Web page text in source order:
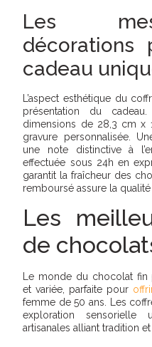
Les
décorations
cadeau
L’aspect esthétique du
présentation du
dimensions de 28,3 cm x
gravure personnalisée.
une note distinctive à
effectuée sous 24h en
garantit la fraîcheur des
remboursé assure la
Les
de
Le monde du chocolat fin
et variée, parfaite pour
femme de 50 ans. Les
exploration sensorielle
artisanales alliant tradition